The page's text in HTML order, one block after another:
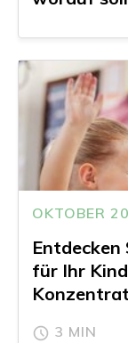
OKTOBER
für Ihr
3 MIN